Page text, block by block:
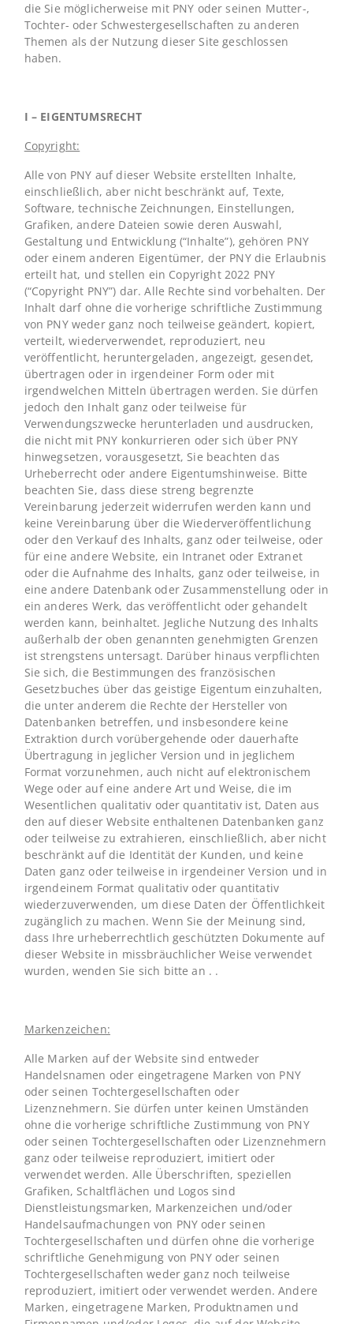
die Sie möglicherweise mit PNY oder seinen Mutter-,
Tochter- oder Schwestergesellschaften zu anderen
Themen als der Nutzung dieser Site geschlossen
haben.
I – EIGENTUMSRECHT
Copyright:
Alle von PNY auf dieser Website erstellten Inhalte,
einschließlich, aber nicht beschränkt auf, Texte,
Software, technische Zeichnungen, Einstellungen,
Grafiken, andere Dateien sowie deren Auswahl,
Gestaltung und Entwicklung (“Inhalte”), gehören PNY
oder einem anderen Eigentümer, der PNY die Erlaubnis
erteilt hat, und stellen ein Copyright 2022 PNY
(“Copyright PNY”) dar. Alle Rechte sind vorbehalten. Der
Inhalt darf ohne die vorherige schriftliche Zustimmung
von PNY weder ganz noch teilweise geändert, kopiert,
verteilt, wiederverwendet, reproduziert, neu
veröffentlicht, heruntergeladen, angezeigt, gesendet,
übertragen oder in irgendeiner Form oder mit
irgendwelchen Mitteln übertragen werden. Sie dürfen
jedoch den Inhalt ganz oder teilweise für
Verwendungszwecke herunterladen und ausdrucken,
die nicht mit PNY konkurrieren oder sich über PNY
hinwegsetzen, vorausgesetzt, Sie beachten das
Urheberrecht oder andere Eigentumshinweise. Bitte
beachten Sie, dass diese streng begrenzte
Vereinbarung jederzeit widerrufen werden kann und
keine Vereinbarung über die Wiederveröffentlichung
oder den Verkauf des Inhalts, ganz oder teilweise, oder
für eine andere Website, ein Intranet oder Extranet
oder die Aufnahme des Inhalts, ganz oder teilweise, in
eine andere Datenbank oder Zusammenstellung oder in
ein anderes Werk, das veröffentlicht oder gehandelt
werden kann, beinhaltet. Jegliche Nutzung des Inhalts
außerhalb der oben genannten genehmigten Grenzen
ist strengstens untersagt. Darüber hinaus verpflichten
Sie sich, die Bestimmungen des französischen
Gesetzbuches über das geistige Eigentum einzuhalten,
die unter anderem die Rechte der Hersteller von
Datenbanken betreffen, und insbesondere keine
Extraktion durch vorübergehende oder dauerhafte
Übertragung in jeglicher Version und in jeglichem
Format vorzunehmen, auch nicht auf elektronischem
Wege oder auf eine andere Art und Weise, die im
Wesentlichen qualitativ oder quantitativ ist, Daten aus
den auf dieser Website enthaltenen Datenbanken ganz
oder teilweise zu extrahieren, einschließlich, aber nicht
beschränkt auf die Identität der Kunden, und keine
Daten ganz oder teilweise in irgendeiner Version und in
irgendeinem Format qualitativ oder quantitativ
wiederzuverwenden, um diese Daten der Öffentlichkeit
zugänglich zu machen. Wenn Sie der Meinung sind,
dass Ihre urheberrechtlich geschützten Dokumente auf
dieser Website in missbräuchlicher Weise verwendet
wurden, wenden Sie sich bitte an . .
Markenzeichen:
Alle Marken auf der Website sind entweder
Handelsnamen oder eingetragene Marken von PNY
oder seinen Tochtergesellschaften oder
Lizenznehmern. Sie dürfen unter keinen Umständen
ohne die vorherige schriftliche Zustimmung von PNY
oder seinen Tochtergesellschaften oder Lizenznehmern
ganz oder teilweise reproduziert, imitiert oder
verwendet werden. Alle Überschriften, speziellen
Grafiken, Schaltflächen und Logos sind
Dienstleistungsmarken, Markenzeichen und/oder
Handelsaufmachungen von PNY oder seinen
Tochtergesellschaften und dürfen ohne die vorherige
schriftliche Genehmigung von PNY oder seinen
Tochtergesellschaften weder ganz noch teilweise
reproduziert, imitiert oder verwendet werden. Andere
Marken, eingetragene Marken, Produktnamen und